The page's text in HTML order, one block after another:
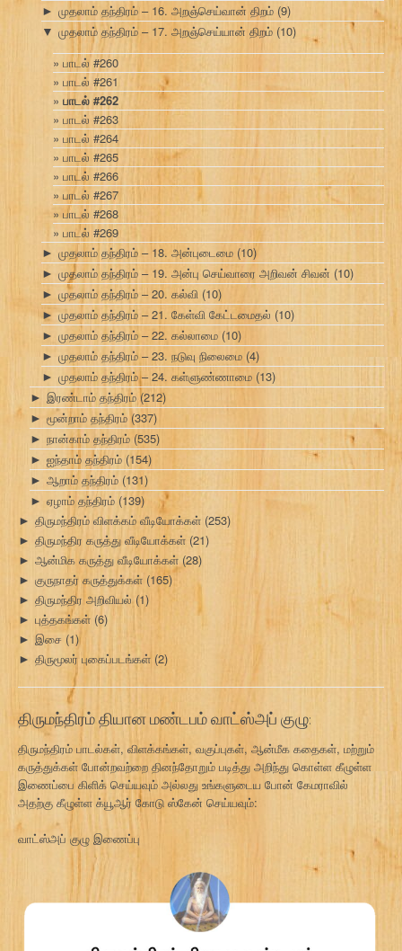
► முதலாம் தந்திரம் – 16. அறஞ்செய்வான் திறம் (9)
▼ முதலாம் தந்திரம் – 17. அறஞ்செய்யான் திறம் (10)
பாடல் #260
பாடல் #261
பாடல் #262
பாடல் #263
பாடல் #264
பாடல் #265
பாடல் #266
பாடல் #267
பாடல் #268
பாடல் #269
► முதலாம் தந்திரம் – 18. அன்புடைமை (10)
► முதலாம் தந்திரம் – 19. அன்பு செய்வாரை அறிவன் சிவன் (10)
► முதலாம் தந்திரம் – 20. கல்வி (10)
► முதலாம் தந்திரம் – 21. கேள்வி கேட்டமைதல் (10)
► முதலாம் தந்திரம் – 22. கல்லாமை (10)
► முதலாம் தந்திரம் – 23. நடுவு நிலைமை (4)
► முதலாம் தந்திரம் – 24. கள்ளுண்ணாமை (13)
► இரண்டாம் தந்திரம் (212)
► மூன்றாம் தந்திரம் (337)
► நான்காம் தந்திரம்(535)
► ஐந்தாம் தந்திரம் (154)
► ஆறாம் தந்திரம் (131)
► ஏழாம் தந்திரம் (139)
► திருமந்திரம் விளக்கம் வீடியோக்கள் (253)
► திருமந்திர கருத்து வீடியோக்கள் (21)
► ஆன்மிக கருத்து வீடியோக்கள் (28)
► குருநாதர் கருத்துக்கள் (165)
► திருமந்திர அறிவியல் (1)
► புத்தகங்கள் (6)
► இசை (1)
► திருமூலர் புகைப்படங்கள் (2)
திருமந்திரம் தியான மண்டபம் வாட்ஸ்அப் குழு:
திருமந்திரம் பாடல்கள், விளக்கங்கள், வகுப்புகள், ஆன்மீக கதைகள், மற்றும்
கருத்துக்கள் போன்றவற்றை தினந்தோறும் படித்து அறிந்து கொள்ள கீழுள்ள
இணைப்பை கிளிக் செய்யவும் அல்லது உங்களுடைய போன் கேமராவில்
அதற்கு கீழுள்ள க்யூஆர் கோடு ஸ்கேன் செய்யவும்:
வாட்ஸ்அப் குழு இணைப்பு